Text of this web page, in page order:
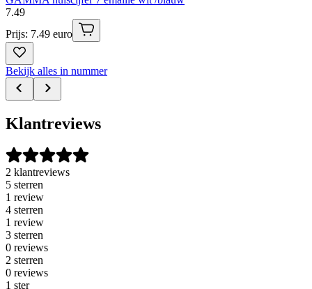
7.49
Prijs: 7.49 euro
Bekijk alles in nummer
Klantreviews
2 klantreviews
5 sterren
1 review
4 sterren
1 review
3 sterren
0 reviews
2 sterren
0 reviews
1 ster